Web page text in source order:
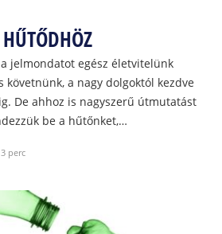
jelmondatot egész életvitelünk
követnünk, a nagy dolgoktól kezdve
De ahhoz is nagyszerű útmutatást
be a hűtőnket,…
3 perc